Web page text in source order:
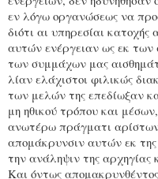
εν λόγω οργανώσεως να
διότι αι υπηρεσίαι
αυτών ενέργειαν ως εκ
των συμμάχων μας
λίαν ελάχιστοι φιλικώς
των μελών της επεδίωξαν
μη ηθικού τρόπου και
ανωτέρω πράγματι
απομάκρυνσιν αυτών εκ
την ανάληψιν της αρχηγίας
Και όντως